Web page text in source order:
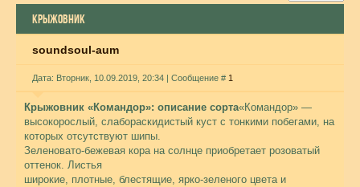
КРЫЖОВНИК
soundsoul-aum
Дата: Вторник, 10.09.2019, 20:34 | Сообщение # 1
Крыжовник «Командор»: описание сорта«Командор» —
высокорослый, слабораскидистый куст с тонкими побегами, на
которых отсутствуют шипы.
Зеленовато-бежевая кора на солнце приобретает розоватый
оттенок. Листья
широкие, плотные, блестящие, ярко-зеленого цвета и